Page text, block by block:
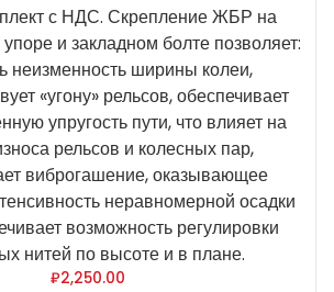
с НДС. Скрепление ЖБР на
и закладном болте позволяет:
неизменность ширины колеи,
«угону» рельсов, обеспечивает
упругость пути, что влияет на
рельсов и колесных пар,
виброгашение, оказывающее
неравномерной осадки
возможность регулировки
нитей по высоте и в плане.
₽2,250.00